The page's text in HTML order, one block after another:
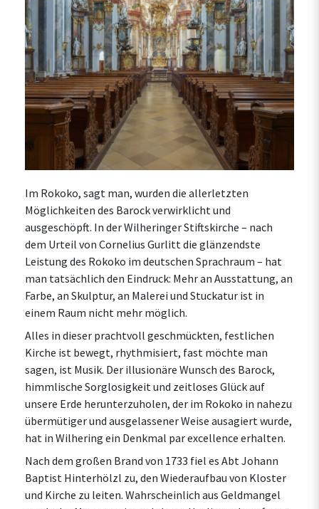
Im Rokoko, sagt man, wurden die allerletzten
Möglichkeiten des Barock verwirklicht und
ausgeschöpft. In der Wilheringer Stiftskirche – nach
dem Urteil von Cornelius Gurlitt die glänzendste
Leistung des Rokoko im deutschen Sprachraum – hat
man tatsächlich den Eindruck: Mehr an Ausstattung, an
Farbe, an Skulptur, an Malerei und Stuckatur ist in
einem Raum nicht mehr möglich.
Alles in dieser prachtvoll geschmückten, festlichen
Kirche ist bewegt, rhythmisiert, fast möchte man
sagen, ist Musik. Der illusionäre Wunsch des Barock,
himmlische Sorglosigkeit und zeitloses Glück auf
unsere Erde herunterzuholen, der im Rokoko in nahezu
übermütiger und ausgelassener Weise ausagiert wurde,
hat in Wilhering ein Denkmal par excellence erhalten.
Nach dem großen Brand von 1733 fiel es Abt Johann
Baptist Hinterhölzl zu, den Wiederaufbau von Kloster
und Kirche zu leiten. Wahrscheinlich aus Geldmangel